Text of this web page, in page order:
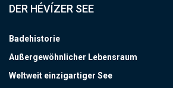
DER HÉVÍZER SEE
Badehistorie
Außergewöhnlicher Lebensraum
Weltweit einzigartiger See